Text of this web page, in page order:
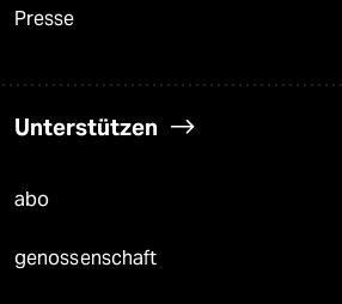
Presse
Unterstützen
abo
genossenschaft